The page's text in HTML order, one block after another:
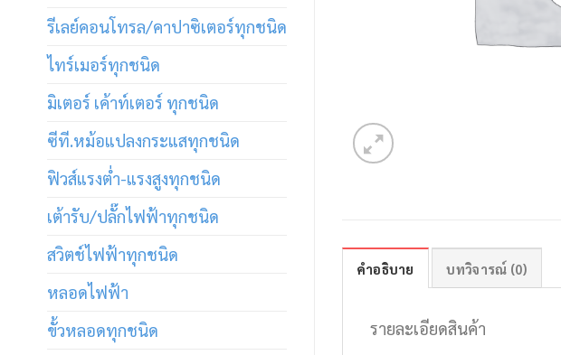
รีเลย์คอนโทรล/คาปาซิเตอร์ทุกชนิด
ไทร์เมอร์ทุกชนิด
มิเตอร์ เค้าท์เตอร์ ทุกชนิด
ซีที.หม้อแปลงกระแสทุกชนิด
ฟิวส์แรงต่ำ-แรงสูงทุกชนิด
เต้ารับ/ปลั๊กไฟฟ้าทุกชนิด
สวิตช์ไฟฟ้าทุกชนิด
หลอดไฟฟ้า
ขั้วหลอดทุกชนิด
คำอธิบาย บทวิจารณ์ (0)
รายละเอียดสินค้า